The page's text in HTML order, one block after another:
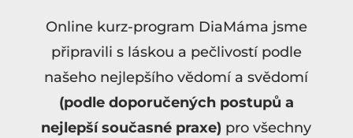
Online kurz-program DiaMáma jsme
připravili s láskou a pečlivostí podle
našeho nejlepšího vědomí a svědomí
(podle doporučených postupů a
nejlepší současné praxe) pro všechny